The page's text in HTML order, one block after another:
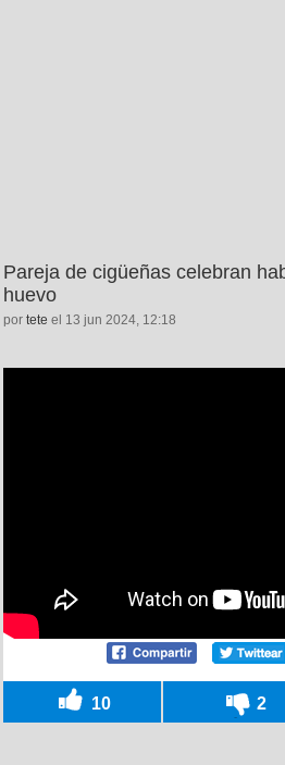
Pareja de cigüeñas celebran
huevo
por tete el 13 jun 2024, 12:18
10 2